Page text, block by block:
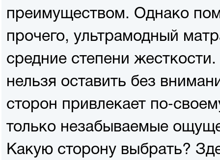
преимуществом. Однако
прочего, ультрамодный
средние степени
нельзя оставить без
сторон привлекает по-
только незабываемые
Какую сторону выбрать?